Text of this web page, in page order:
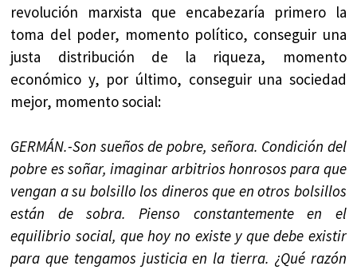
revolución marxista que encabezaría primero la
toma del poder, momento político, conseguir una
justa distribución de la riqueza, momento
económico y, por último, conseguir una sociedad
mejor, momento social:
GERMÁN.-Son sueños de pobre, señora. Condición del
pobre es soñar, imaginar arbitrios honrosos para que
vengan a su bolsillo los dineros que en otros bolsillos
están de sobra. Pienso constantemente en el
equilibrio social, que hoy no existe y que debe existir
para que tengamos justicia en la tierra. ¿Qué razón